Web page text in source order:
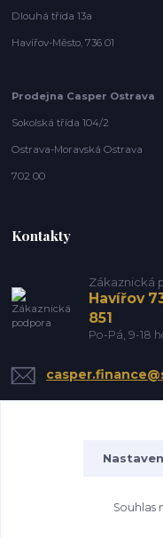
Dlouhá třída 13a
Havířov-Město, 736 01
Prodejna Casper Ostrava
Sokolská třída 104/2
Ostrava-Moravská Ostrava
702 00
Kontakty
Zákaznická
Havířov
851
Po-Pá, 9-18
Souhlas